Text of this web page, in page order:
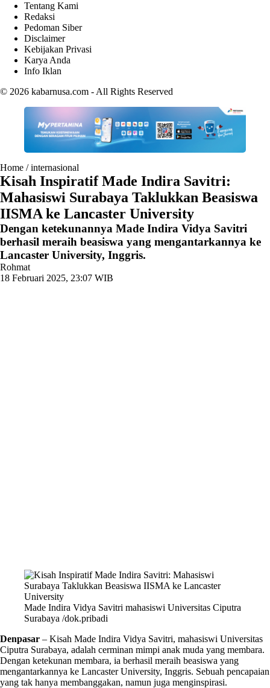
Tentang Kami
Redaksi
Pedoman Siber
Disclaimer
Kebijakan Privasi
Karya Anda
Info Iklan
© 2026 kabarnusa.com - All Rights Reserved
Home /internasional
Kisah Inspiratif Made Indira Savitri:
Mahasiswi Surabaya Taklukkan Beasiswa
IISMA ke Lancaster University
Dengan ketekunannya Made Indira Vidya Savitri
berhasil meraih beasiswa yang mengantarkannya ke
Lancaster University, Inggris.
Rohmat
18 Februari 2025, 23:07 WIB
Made Indira Vidya Savitri mahasiswi Universitas Ciputra
Surabaya /dok.pribadi
Denpasar – Kisah Made Indira Vidya Savitri, mahasiswi Universitas
Ciputra Surabaya, adalah cerminan mimpi anak muda yang membara.
Dengan ketekunan membara, ia berhasil meraih beasiswa yang
mengantarkannya ke Lancaster University, Inggris. Sebuah pencapaian
yang tak hanya membanggakan, namun juga menginspirasi.